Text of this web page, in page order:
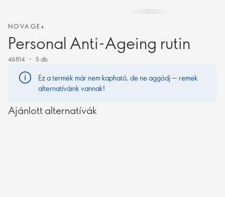
NOVAGE+
Personal Anti-Ageing rutin
46814 5 db
Ez a termék már nem kapható, de ne aggódj — remek
alternatíváink vannak!
Ajánlott alternatívák